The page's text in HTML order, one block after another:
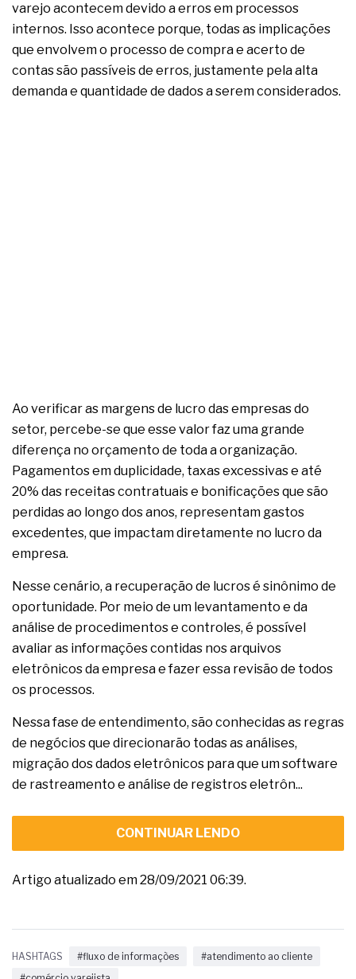
varejo acontecem devido a erros em processos
internos. Isso acontece porque, todas as implicações
que envolvem o processo de compra e acerto de
contas são passíveis de erros, justamente pela alta
demanda e quantidade de dados a serem considerados.
Ao verificar as margens de lucro das empresas do
setor, percebe-se que esse valor faz uma grande
diferença no orçamento de toda a organização.
Pagamentos em duplicidade, taxas excessivas e até
20% das receitas contratuais e bonificações que são
perdidas ao longo dos anos, representam gastos
excedentes, que impactam diretamente no lucro da
empresa.
Nesse cenário, a recuperação de lucros é sinônimo de
oportunidade. Por meio de um levantamento e da
análise de procedimentos e controles, é possível
avaliar as informações contidas nos arquivos
eletrônicos da empresa e fazer essa revisão de todos
os processos.
Nessa fase de entendimento, são conhecidas as regras
de negócios que direcionarão todas as análises,
migração dos dados eletrônicos para que um software
de rastreamento e análise de registros eletrôn...
CONTINUAR LENDO
Artigo atualizado em 28/09/2021 06:39.
HASHTAGS #fluxo de informações
#atendimento ao cliente